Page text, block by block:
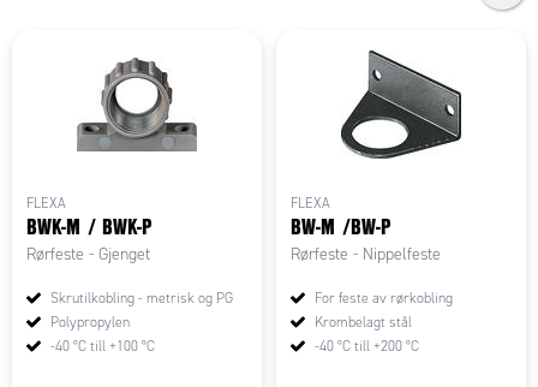
FLEXA
BWK-M / BWK-P
Rørfeste - Gjenget
Skrutilkobling - metrisk og PG
Polypropylen
-40 °C till +100 °C
FLEXA
BW-M /BW-P
Rørfeste - Nippelfeste
For feste av rørkobling
Krombelagt stål
-40 °C till +200 °C